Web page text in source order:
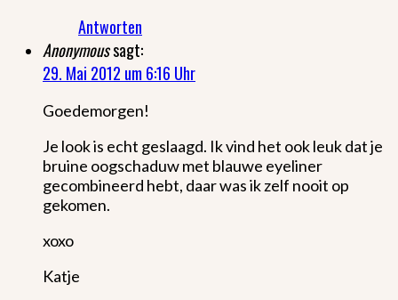
Antworten
Anonymoussagt:
29. Mai 2012 um 6:16 Uhr
Goedemorgen!
Je look is echt geslaagd. Ik vind het ook leuk dat je
bruine oogschaduw met blauwe eyeliner
gecombineerd hebt, daar was ik zelf nooit op
gekomen.
xoxo
Katje